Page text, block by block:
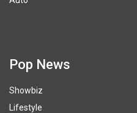
Pop News
Showbiz
Lifestyle